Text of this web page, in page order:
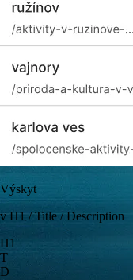
Výskyt
v H1 / Title / Description
H1
T
D